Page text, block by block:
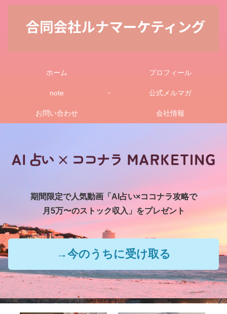
ホーム プロフィール
note 公式メルマガ
お問い合わせ 会社情報
期間限定で人気動画「AI占い×ココナラ攻略で
月5万〜のストック収入」をプレゼント
→今のうちに受け取る